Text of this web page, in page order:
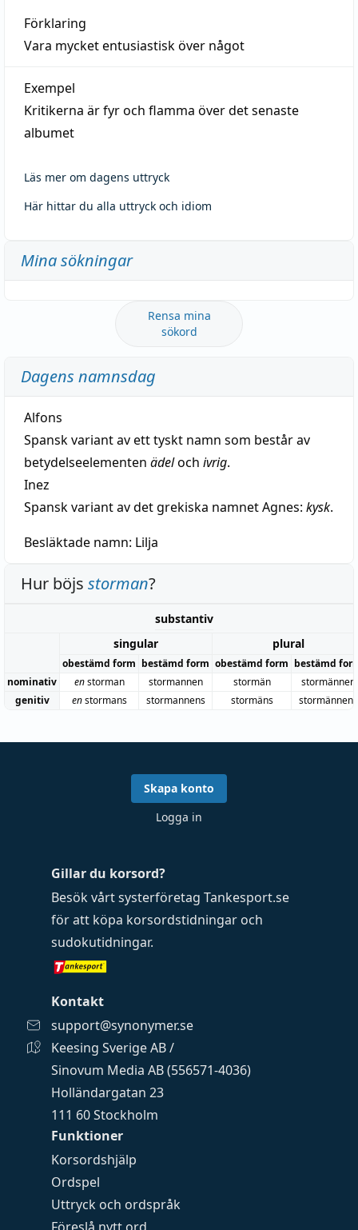
Förklaring
Vara mycket entusiastisk över något
Exempel
Kritikerna är fyr och flamma över det senaste
albumet
Läs mer om dagens uttryck
Här hittar du alla uttryck och idiom
Mina sökningar
Rensa mina
sökord
Dagens namnsdag
Alfons
Spansk variant av ett tyskt namn som består av
betydelseelementen ädeloch ivrig.
Inez
Spansk variant av det grekiska namnet Agnes: kysk.
Besläktade namn: Lilja
Hur böjs storman?
substantiv
singular
plural
obestämd form bestämd form obestämd form bestämd
nominativ
enstorman stormannen stormän
stormännen
genitiv
enstormans stormannens stormäns stormännens
Funktioner
Korsordshjälp
Ordspel
Uttryck och ordspråk
Gillar du korsord?
Besök vårt systerföretag Tankesport.se
för att köpa korsordstidningar och
sudokutidningar.
Kontakt
support@synonymer.se
Keesing Sverige AB /
Sinovum Media AB (556571-4036)
Holländargatan 23
111 60 Stockholm
Skapa konto
Logga in